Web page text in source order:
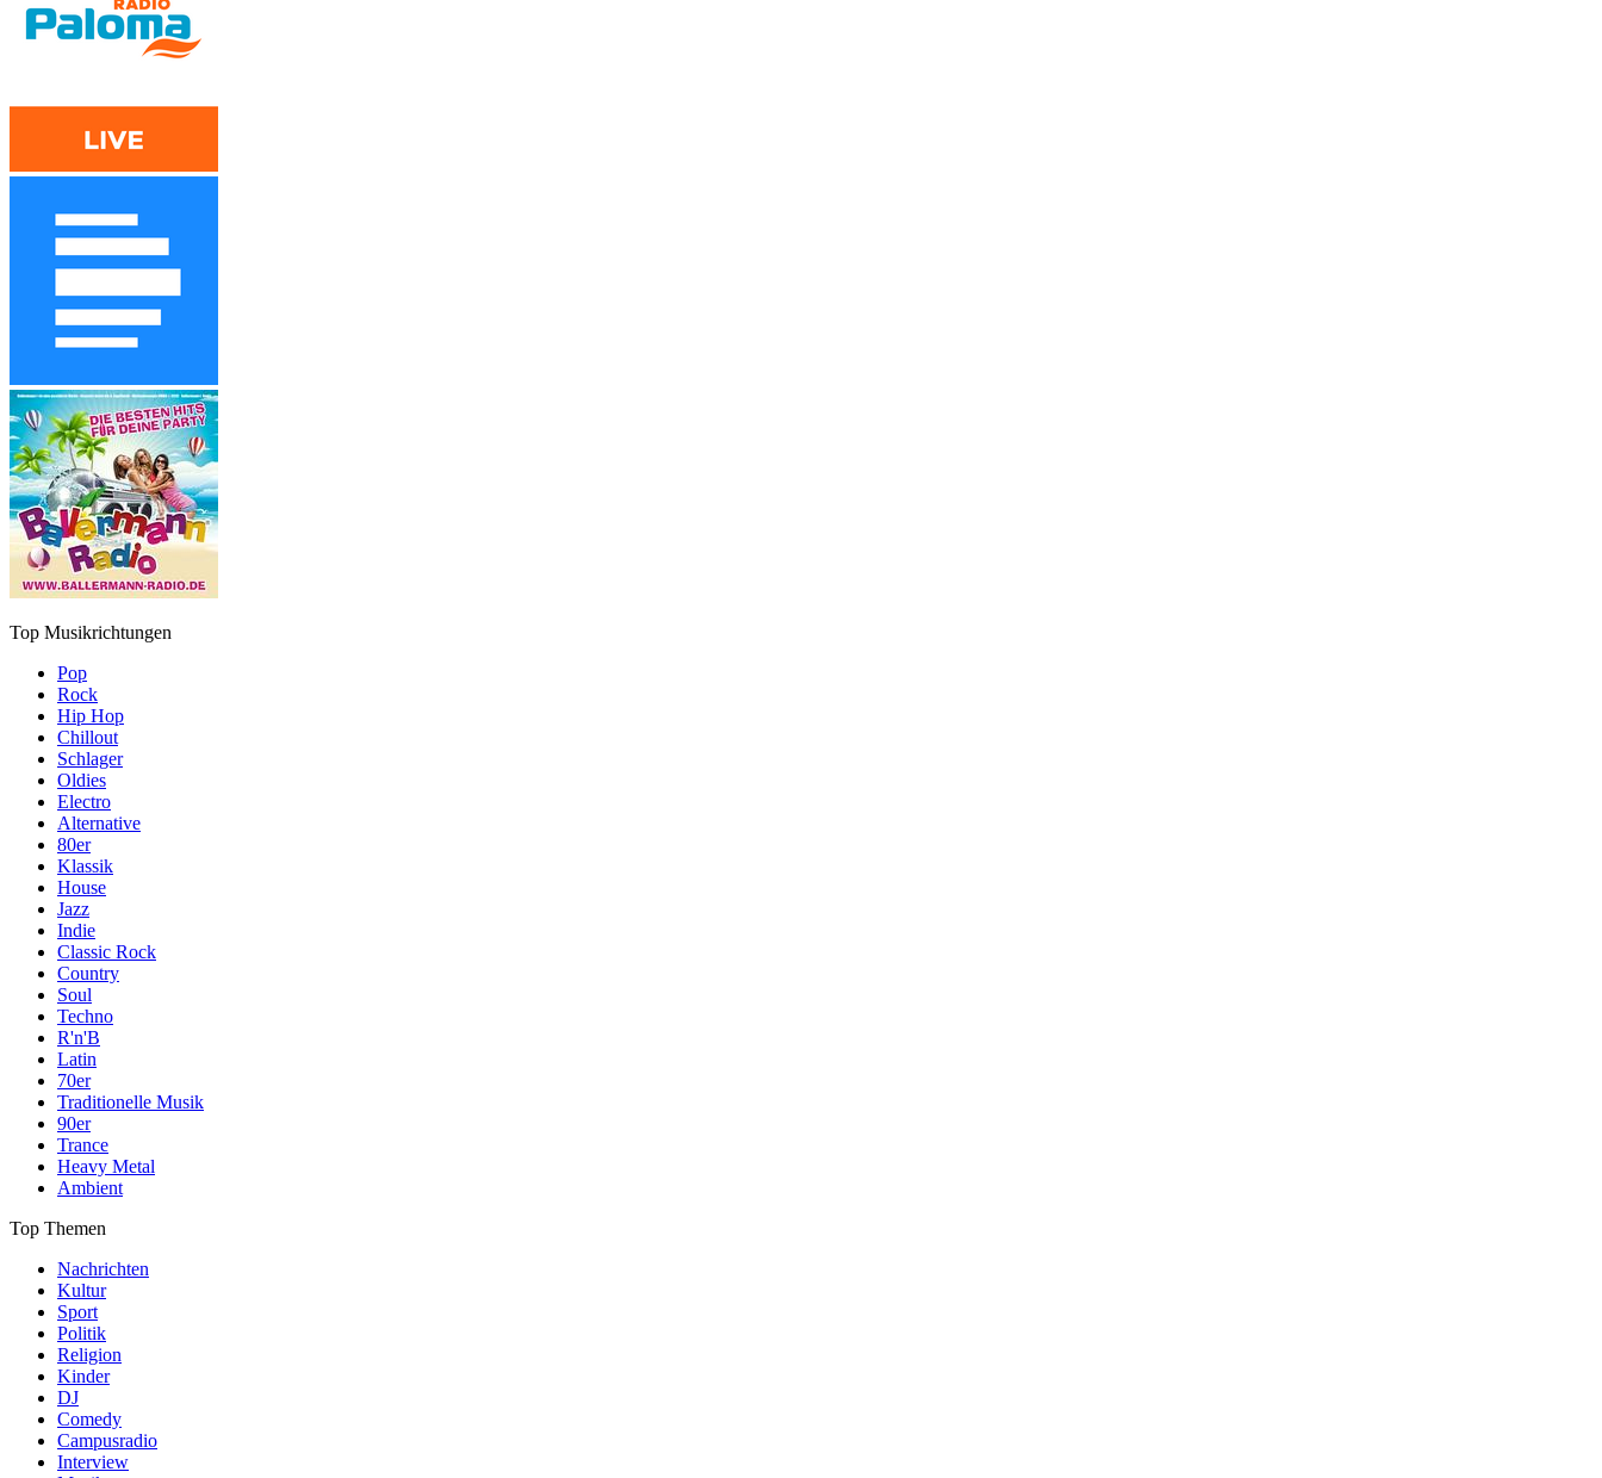
Top Musikrichtungen
Pop
Rock
Hip Hop
Chillout
Schlager
Oldies
Electro
Alternative
80er
Klassik
House
Jazz
Indie
Classic Rock
Country
Soul
Techno
R'n'B
Latin
70er
Traditionelle Musik
90er
Trance
Heavy Metal
Ambient
Top Themen
Nachrichten
Kultur
Sport
Politik
Religion
Kinder
DJ
Comedy
Campusradio
Interview